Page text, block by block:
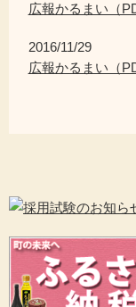
広報かるまい（
2016/11/29
広報かるまい（